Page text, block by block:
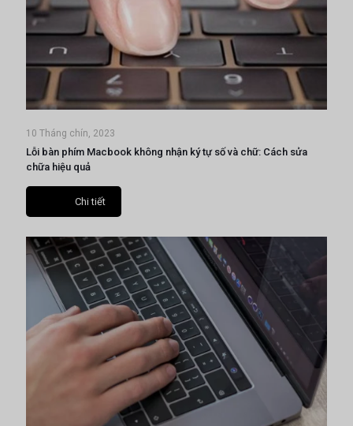
10 Tháng chín, 2023
Lỗi bàn phím Macbook không nhận ký tự số và chữ: Cách sửa
chữa hiệu quả
Chi tiết